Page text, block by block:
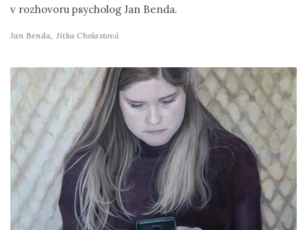
v rozhovoru psycholog Jan Benda.
Jan Benda, Jitka Cholastová